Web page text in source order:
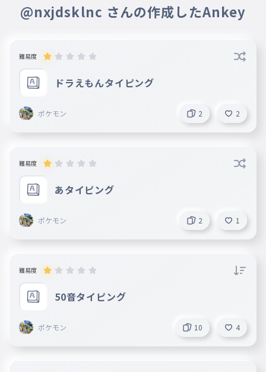
@nxjdsklnc さんの作成したAnkey
難易度
ドラえもんタイピング
ポケモン 2 2
難易度
あタイピング
ポケモン 2 1
難易度
50音タイピング
ポケモン 10 4